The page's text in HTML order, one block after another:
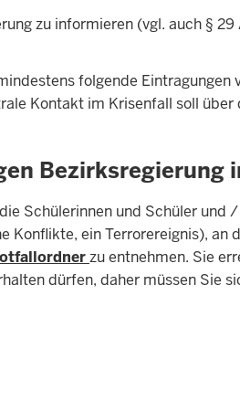
zu informieren (vgl. auch § 29
folgende
Kontakt im Krisenfall soll
Bezirksregierung
Schülerinnen und Schüler und
ein Terrorereignis), an
zu entnehmen. Sie
dürfen, daher müssen Sie